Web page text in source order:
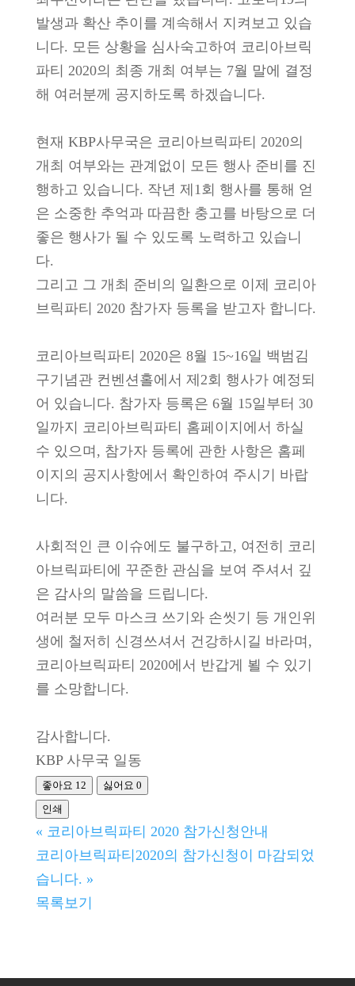
발생과 확산 추이를 계속해서 지켜보고 있습
니다. 모든 상황을 심사숙고하여 코리아브릭
파티 2020의 최종 개최 여부는 7월 말에 결정
해 여러분께 공지하도록 하겠습니다.
현재 KBP사무국은 코리아브릭파티 2020의
개최 여부와는 관계없이 모든 행사 준비를 진
행하고 있습니다. 작년 제1회 행사를 통해 얻
은 소중한 추억과 따끔한 충고를 바탕으로 더
좋은 행사가 될 수 있도록 노력하고 있습니
다.
그리고 그 개최 준비의 일환으로 이제 코리아
브릭파티 2020 참가자 등록을 받고자 합니다.
코리아브릭파티 2020은 8월 15~16일 백범김
구기념관 컨벤션홀에서 제2회 행사가 예정되
어 있습니다. 참가자 등록은 6월 15일부터 30
일까지 코리아브릭파티 홈페이지에서 하실
수 있으며, 참가자 등록에 관한 사항은 홈페
이지의 공지사항에서 확인하여 주시기 바랍
니다.
사회적인 큰 이슈에도 불구하고, 여전히 코리
아브릭파티에 꾸준한 관심을 보여 주셔서 깊
은 감사의 말씀을 드립니다.
여러분 모두 마스크 쓰기와 손씻기 등 개인위
생에 철저히 신경쓰셔서 건강하시길 바라며,
코리아브릭파티 2020에서 반갑게 뵐 수 있기
를 소망합니다.
감사합니다.
KBP 사무국 일동
좋아요 12 싫어요 0
인쇄
« 코리아브릭파티 2020 참가신청안내
코리아브릭파티2020의 참가신청이 마감되었
습니다. »
목록보기